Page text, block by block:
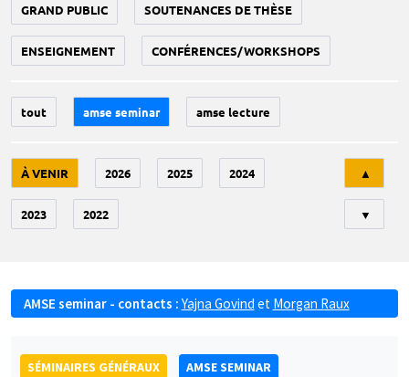
GRAND PUBLIC SOUTENANCES DE THÈSE
ENSEIGNEMENT CONFÉRENCES/WORKSHOPS
tout amse seminar amse lecture
À VENIR 2026 2025 2024
2023 2022
▲
▼
AMSE seminar - contacts : Yajna Govind et Morgan Raux
SÉMINAIRES GÉNÉRAUX
AMSE SEMINAR